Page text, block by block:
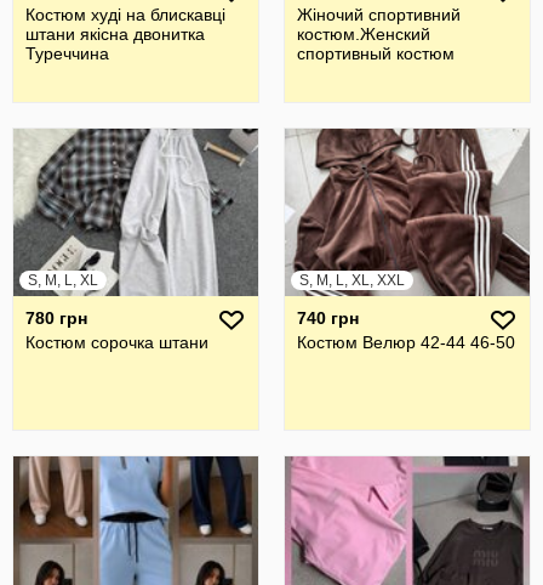
Костюм худі на блискавці
штани якісна двонитка
Туреччина
Жiночий спортивний
костюм.Женский
спортивный костюм
S, M, L, XL
780 грн
Костюм сорочка штани
S, M, L, XL, XXL
740 грн
Костюм Велюр 42-44 46-50